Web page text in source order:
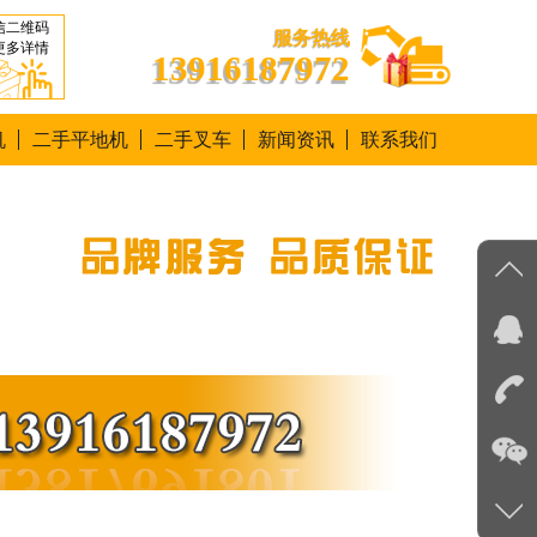
二维码
多详情
服务热线
13916187972
二手平地机 二手叉车 新闻资讯 联系我们